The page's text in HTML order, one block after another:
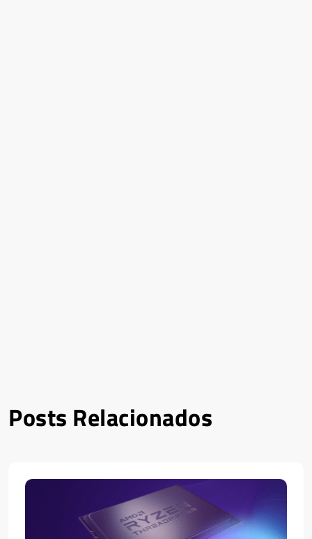
Posts Relacionados